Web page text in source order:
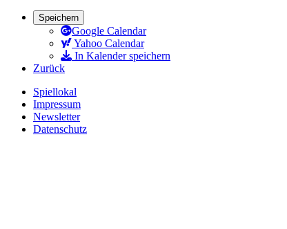
Speichern
Google Calendar
Yahoo Calendar
In Kalender speichern
Zurück
Spiellokal
Impressum
Newsletter
Datenschutz